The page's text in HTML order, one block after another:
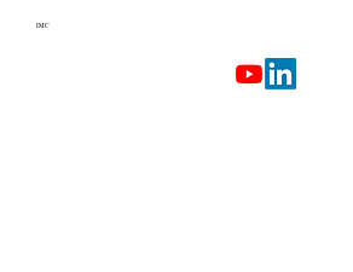
IMC